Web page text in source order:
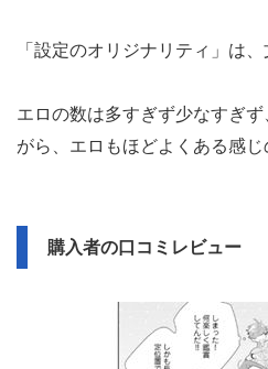
「設定のオリジナリティ」は
エロの数は多すぎず少なすぎ
がら、エロもほどよくある感じ
購入者の口コミレビュー